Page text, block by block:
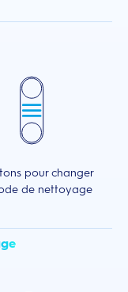
pour changer
de nettoyage